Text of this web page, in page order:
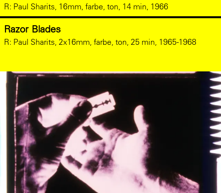
R: Paul Sharits, 16mm, farbe, ton, 14 min, 1966
Razor Blades
R: Paul Sharits, 2x16mm, farbe, ton, 25 min, 1965-1968